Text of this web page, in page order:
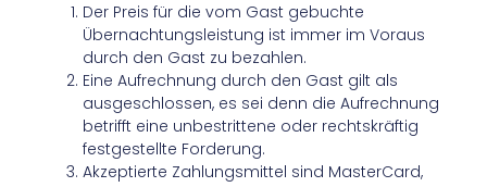
Der Preis für die vom Gast gebuchte
Übernachtungsleistung ist immer im Voraus
durch den Gast zu bezahlen.
Eine Aufrechnung durch den Gast gilt als
ausgeschlossen, es sei denn die Aufrechnung
betrifft eine unbestrittene oder rechtskräftig
festgestellte Forderung.
Akzeptierte Zahlungsmittel sind MasterCard,